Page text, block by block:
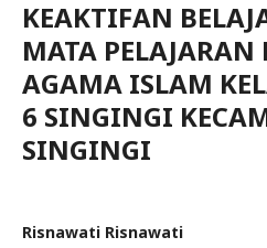
KEAKTIFAN
MATA
AGAMA ISLAM
6 SINGINGI
SINGINGI
Risnawati Risnawati